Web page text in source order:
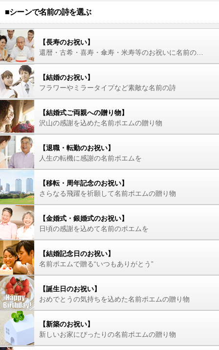
■シーンで名前の詩を選ぶ
【長寿のお祝い】
【結婚のお祝い】
フラワーやミラータイプなど素敵な名前の詩
【結婚式ご両親への贈り物】
沢山の感謝を込めた名前ポエムの贈り物
【退職・転勤のお祝い】
人生の転機に感謝の名前ポエムを
【移転・周年記念のお祝い】
さらなる飛躍を祈願して名前ポエムの贈り物
【金婚式・銀婚式のお祝い】
日頃の感謝を込めて名前のポエムを
【結婚記念日のお祝い】
名前ポエムで贈る“いつもありがとう”
【誕生日のお祝い】
おめでとうの気持ちを込めた名前ポエムの贈り物
【新築のお祝い】
新しいお家にぴったりの名前ポエムの贈り物